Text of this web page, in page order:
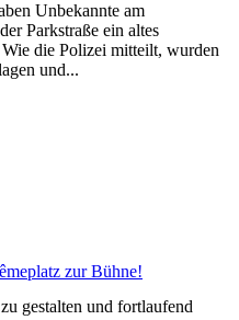
Unbekannte am
Parkstraße ein altes
die Polizei mitteilt, wurden
und...
gestalten und fortlaufend